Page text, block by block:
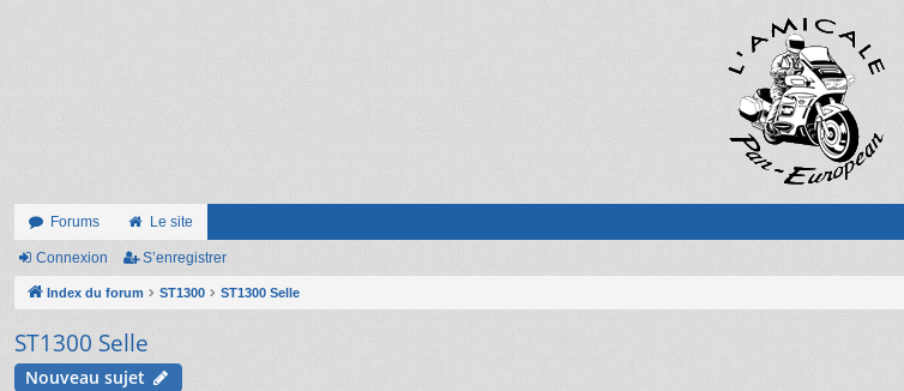
Forums Le site
Connexion S’enregistrer
Index du forum ST1300 ST1300 Selle
ST1300 Selle
Nouveau sujet